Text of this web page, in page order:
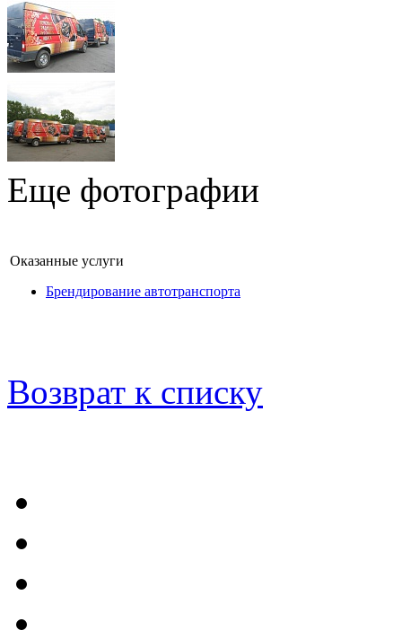
Еще фотографии
Оказанные услуги
Брендирование автотранспорта
Возврат к списку